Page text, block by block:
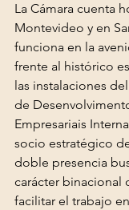
La Cámara cuenta
Montevideo y en
funciona en la
frente al histórico
las instalaciones
de
Empresariais
socio estratégico
doble presencia
carácter binacional
facilitar el trabajo